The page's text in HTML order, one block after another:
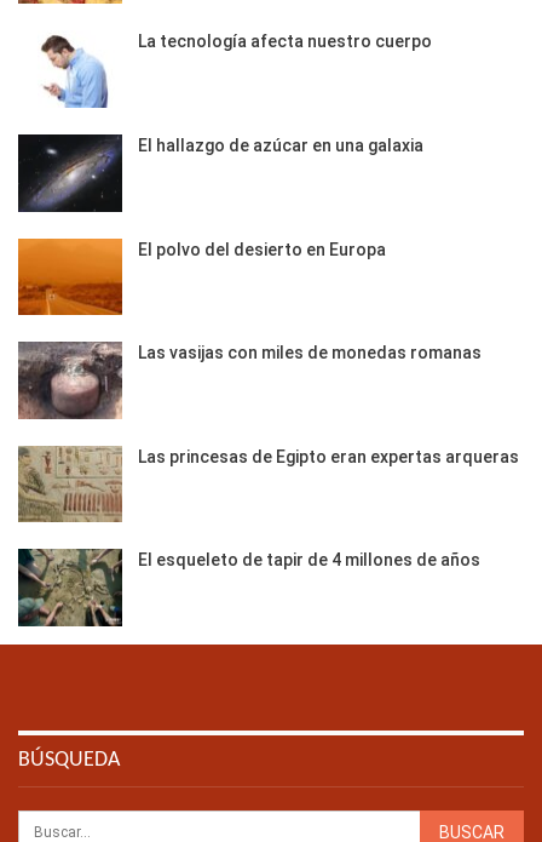
La tecnología afecta nuestro cuerpo
El hallazgo de azúcar en una galaxia
El polvo del desierto en Europa
Las vasijas con miles de monedas romanas
Las princesas de Egipto eran expertas arqueras
El esqueleto de tapir de 4 millones de años
BÚSQUEDA